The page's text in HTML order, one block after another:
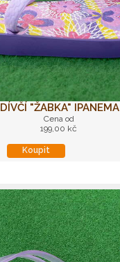
DÍVČÍ "ŽABKA" IPANEMA
Cena od
199,00 kč
Koupit